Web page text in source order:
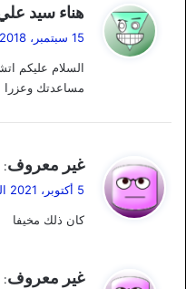
ل
هناء سيد
15 سبتمبر، 2018 الساعة 10:29 م
السلام عليكم
مساعدتك وعزرا
ي
ل
غير معروف:
5 أكتوبر، 2021 الساعة 11:13 ص
كان ذلك مخيفا
ي
غير معروف: